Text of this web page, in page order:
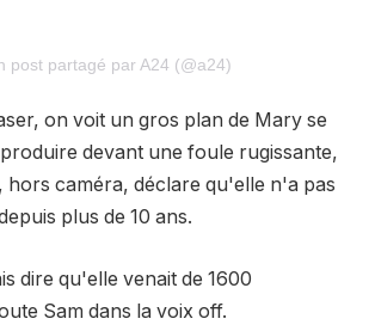
post partagé par A24 (@a24)
on voit un gros plan de Mary se
devant une foule rugissante,
hors caméra, déclare qu'elle n'a pas
plus de 10 ans.
dire qu'elle venait de 1600
Sam dans la voix off.